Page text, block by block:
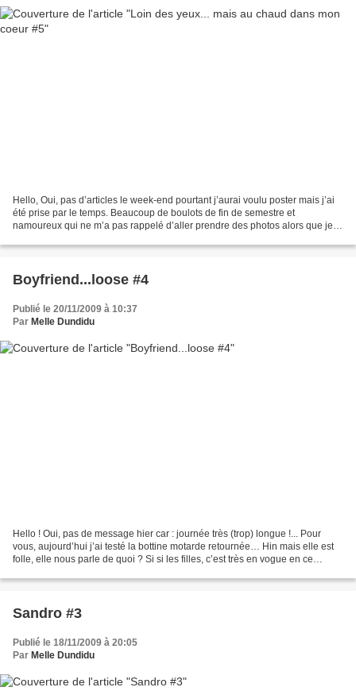
Hello, Oui, pas d’articles le week-end pourtant j’aurai voulu poster mais j’ai
été prise par le temps. Beaucoup de boulots de fin de semestre et
namoureux qui ne m’a pas rappelé d’aller prendre des photos alors que je
Boyfriend...loose #4
Publié le 20/11/2009 à 10:37
Par Melle Dundidu
Hello ! Oui, pas de message hier car : journée très (trop) longue !... Pour
vous, aujourd’hui j’ai testé la bottine motarde retournée… Hin mais elle est
folle, elle nous parle de quoi ? Si si les filles, c’est très en vogue en ce
Sandro #3
Publié le 18/11/2009 à 20:05
Par Melle Dundidu